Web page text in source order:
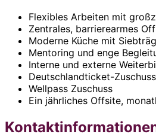
Flexibles Arbeiten mit
Zentrales, barrierearmes
Moderne Küche mit
Mentoring und enge
Interne und externe
Deutschlandticket-
Wellpass Zuschuss
Ein jährliches Offsite,